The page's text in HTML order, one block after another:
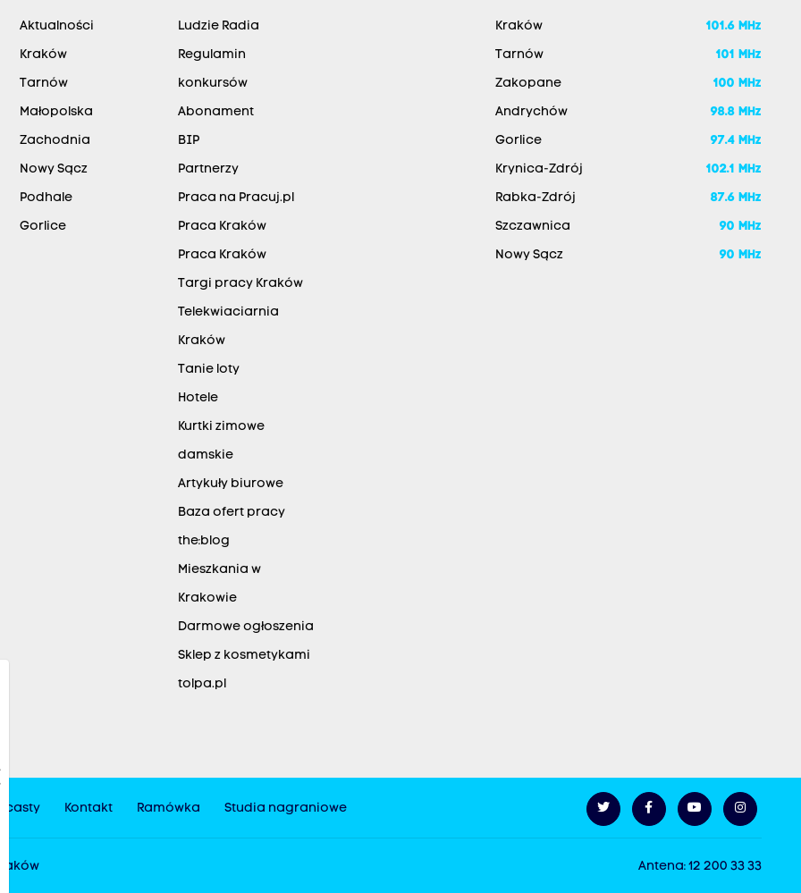
Aktualności
Kraków
Tarnów
Małopolska
Zachodnia
Nowy Sącz
Podhale
Gorlice
Ludzie Radia
Regulamin
konkursów
Abonament
BIP
Partnerzy
Praca na Pracuj.pl
Praca Kraków
Praca Kraków
Targi pracy Kraków
Telekwiaciarnia
Kraków
Tanie loty
Hotele
Kurtki zimowe
damskie
Artykuły biurowe
Baza ofert pracy
the:blog
Mieszkania w
Krakowie
Darmowe ogłoszenia
Sklep z kosmetykami
tolpa.pl
Kraków 101.6 MHz
Tarnów 101 MHz
Zakopane 100 MHz
Andrychów 98.8 MHz
Gorlice 97.4 MHz
Krynica-Zdrój 102.1 MHz
Rabka-Zdrój 87.6 MHz
Szczawnica 90 MHz
Nowy Sącz 90 MHz
Kontakt Ramówka Studia nagraniowe
Antena: 12 200 33 33